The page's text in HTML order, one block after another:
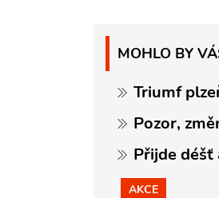
MOHLO BY
Triumf
Pozor,
Přijde déšť
AKCE